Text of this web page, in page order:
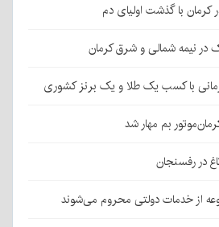
با گذشت اولیای دم
نیمه شمالی و شرق کرمان
با کسب یک طلا و یک برنز کشوری
بم مهار شد
از خدمات دولتی محروم می‌شوند